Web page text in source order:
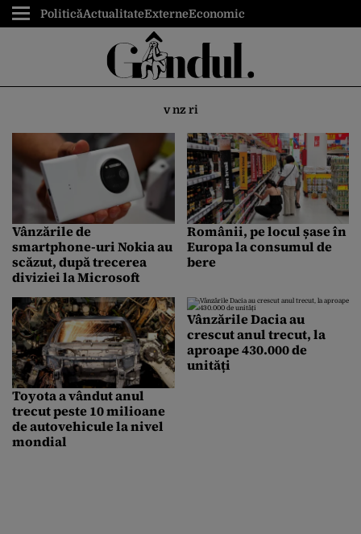
PoliticăActualitateExterneEconomic
v nz ri
Vânzările de
smartphone-uri Nokia au
scăzut, după trecerea
diviziei la Microsoft
Românii, pe locul șase în
Europa la consumul de
bere
Toyota a vândut anul
trecut peste 10 milioane
de autovehicule la nivel
mondial
Vânzările Dacia au
crescut anul trecut, la
aproape 430.000 de
unități